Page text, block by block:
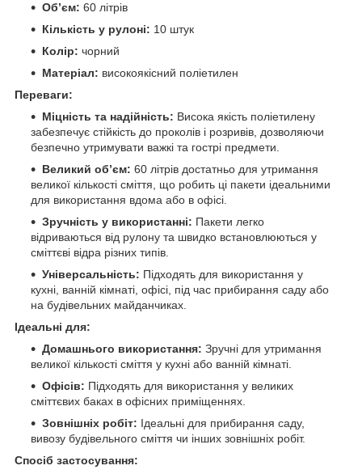
Об’єм: 60 літрів
Кількість у рулоні: 10 штук
Колір: чорний
Матеріал: високоякісний поліетилен
Переваги:
Міцність та надійність: Висока якість поліетилену
забезпечує стійкість до проколів і розривів, дозволяючи
безпечно утримувати важкі та гострі предмети.
Великий об’єм: 60 літрів достатньо для утримання
великої кількості сміття, що робить ці пакети ідеальними
для використання вдома або в офісі.
Зручність у використанні: Пакети легко
відриваються від рулону та швидко встановлюються у
сміттєві відра різних типів.
Універсальність: Підходять для використання у
кухні, ванній кімнаті, офісі, під час прибирання саду або
на будівельних майданчиках.
Ідеальні для:
Домашнього використання: Зручні для утримання
великої кількості сміття у кухні або ванній кімнаті.
Офісів: Підходять для використання у великих
сміттєвих баках в офісних приміщеннях.
Зовнішніх робіт: Ідеальні для прибирання саду,
вивозу будівельного сміття чи інших зовнішніх робіт.
Спосіб застосування: